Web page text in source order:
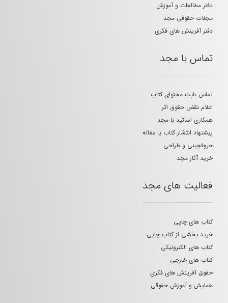
دفتر مطالعات و آموزش
مجلات حقوقی مجد
دفتر آفرینش های فکری
تماس با مجد
تماس بابت محتوای کتاب
اعلام نقض حقوق اثر
همکاری اساتید با مجد
پیشنهاد انتشار کتاب یا مقاله
حروفچینی و طراحی
خرید آثار مجد
فعالیت های مجد
کتاب های چاپی
خرید بخشی از کتاب چاپی
کتاب های الکترونیکی
کتاب های خارجی
حقوق آفرینش های فکری
همایش و آموزش حقوقی